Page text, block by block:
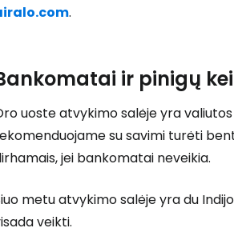
.
ir pinigų
uoste atvykimo salėje yra
su savimi turėti
jei bankomatai neveikia.
metu atvykimo salėje yra du
veikti.
... pasaulinė